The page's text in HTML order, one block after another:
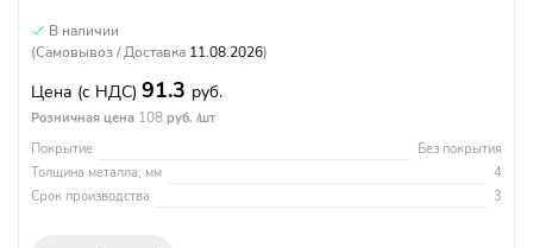
В наличии
(Самовывоз / Доставка 11.08.2026)
Цена (с НДС) 91.3 руб.
Розничная цена 108 руб. /шт
Покрытие
Без покрытия
Толщина металла, мм
4
Срок производства
3